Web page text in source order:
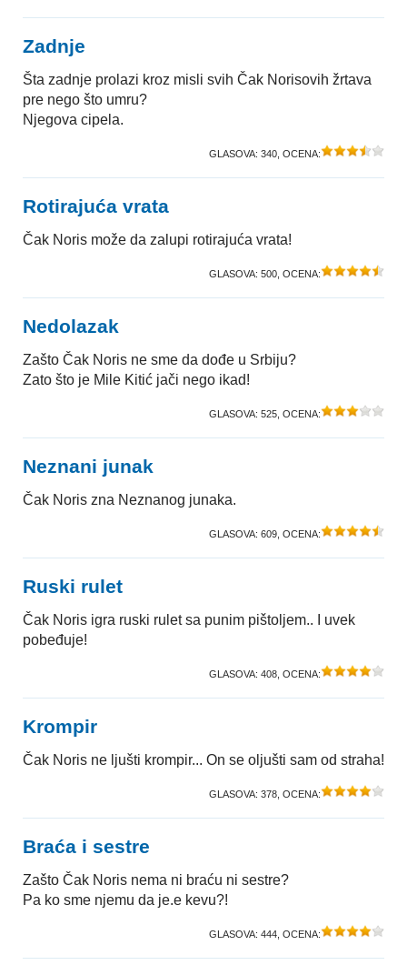
Zadnje
Šta zadnje prolazi kroz misli svih Čak Norisovih žrtava
pre nego što umru?
Njegova cipela.
GLASOVA: 340 , OCENA:
Rotirajuća vrata
Čak Noris može da zalupi rotirajuća vrata!
GLASOVA: 500 , OCENA:
Nedolazak
Zašto Čak Noris ne sme da dođe u Srbiju?
Zato što je Mile Kitić jači nego ikad!
GLASOVA: 525 , OCENA:
Neznani junak
Čak Noris zna Neznanog junaka.
GLASOVA: 609 , OCENA:
Ruski rulet
Čak Noris igra ruski rulet sa punim pištoljem.. I uvek
pobeđuje!
GLASOVA: 408 , OCENA:
Krompir
Čak Noris ne ljušti krompir... On se oljušti sam od straha!
GLASOVA: 378 , OCENA:
Braća i sestre
Zašto Čak Noris nema ni braću ni sestre?
Pa ko sme njemu da je.e kevu?!
GLASOVA: 444 , OCENA: